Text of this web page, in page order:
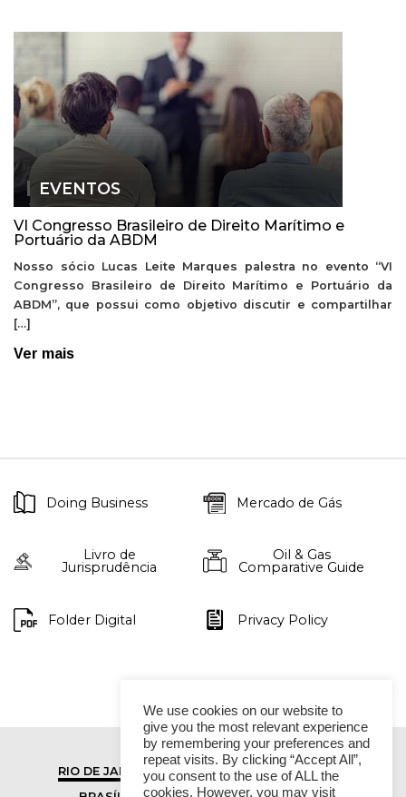
EVENTOS
VI Congresso Brasileiro de Direito Marítimo e
Portuário da ABDM
Nosso sócio Lucas Leite Marques palestra no evento “VI
Congresso Brasileiro de Direito Marítimo e Portuário da
ABDM”, que possui como objetivo discutir e compartilhar
[…]
Ver mais
Doing Business Mercado de Gás
Livro de
Jurisprudência
Oil & Gas
Comparative Guide
Folder Digital Privacy Policy
RIO DE JANEIRO
SÃO PAULO
We use cookies on our website to
give you the most relevant experience
by remembering your preferences and
repeat visits. By clicking “Accept All”,
you consent to the use of ALL the
cookies. However, you may visit